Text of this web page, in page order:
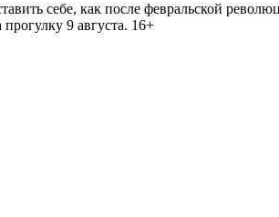
себе, как после февральской
9 августа. 16+